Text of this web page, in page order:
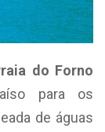
do Forno
para os
de águas